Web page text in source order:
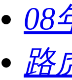
08
路